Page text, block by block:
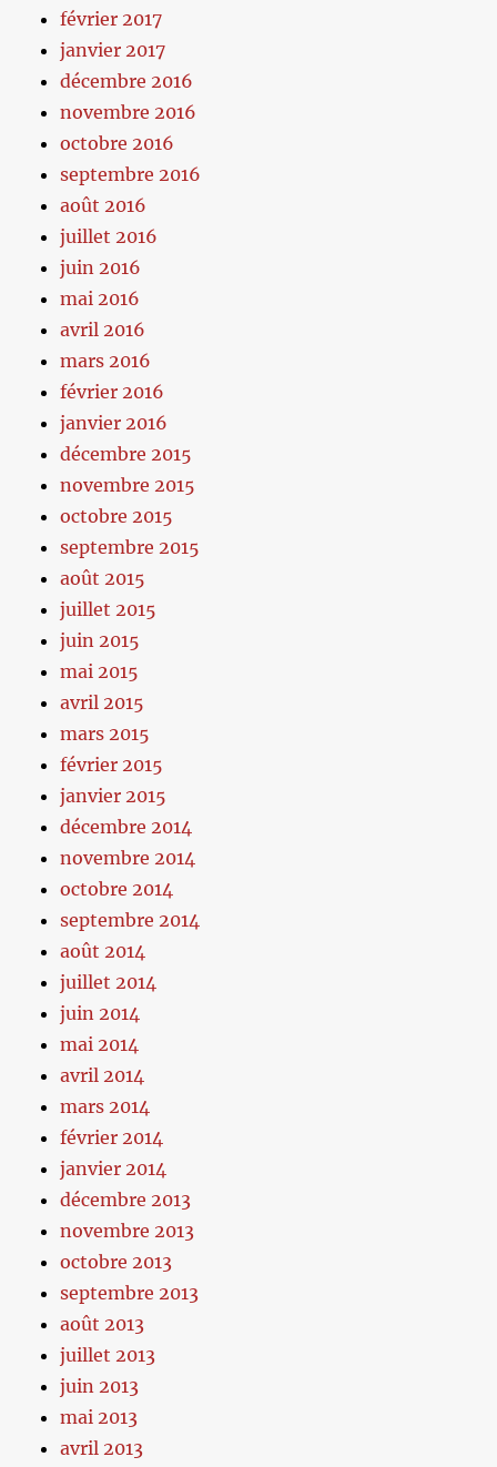
février 2017
janvier 2017
décembre 2016
novembre 2016
octobre 2016
septembre 2016
août 2016
juillet 2016
juin 2016
mai 2016
avril 2016
mars 2016
février 2016
janvier 2016
décembre 2015
novembre 2015
octobre 2015
septembre 2015
août 2015
juillet 2015
juin 2015
mai 2015
avril 2015
mars 2015
février 2015
janvier 2015
décembre 2014
novembre 2014
octobre 2014
septembre 2014
août 2014
juillet 2014
juin 2014
mai 2014
avril 2014
mars 2014
février 2014
janvier 2014
décembre 2013
novembre 2013
octobre 2013
septembre 2013
août 2013
juillet 2013
juin 2013
mai 2013
avril 2013